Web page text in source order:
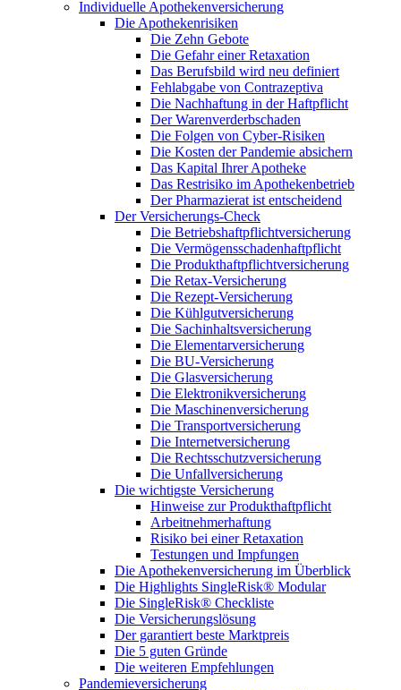
Individuelle Apothekenversicherung
Die Apothekenrisiken
Die Zehn Gebote
Die Gefahr einer Retaxation
Das Berufsbild wird neu definiert
Fehlabgabe von Contrazeptiva
Die Nachhaftung in der Haftpflicht
Der Warenverderbschaden
Die Folgen von Cyber-Risiken
Die Kosten der Pandemie absichern
Das Kapital Ihrer Apotheke
Das Restrisiko im Apothekenbetrieb
Der Pharmazierat ist entscheidend
Der Versicherungs-Check
Die Betriebshaftpflichtversicherung
Die Vermögensschadenhaftpflicht
Die Produkthaftpflichtversicherung
Die Retax-Versicherung
Die Rezept-Versicherung
Die Kühlgutversicherung
Die Sachinhaltsversicherung
Die Elementarversicherung
Die BU-Versicherung
Die Glasversicherung
Die Elektronikversicherung
Die Maschinenversicherung
Die Transportversicherung
Die Internetversicherung
Die Rechtsschutzversicherung
Die Unfallversicherung
Die wichtigste Versicherung
Hinweise zur Produkthaftpflicht
Arbeitnehmerhaftung
Risiko bei einer Retaxation
Testungen und Impfungen
Die Apothekenversicherung im Überblick
Die Highlights SingleRisk® Modular
Die SingleRisk® Checkliste
Die Versicherungslösung
Der garantiert beste Marktpreis
Die 5 guten Gründe
Die weiteren Empfehlungen
Pandemieversicherung